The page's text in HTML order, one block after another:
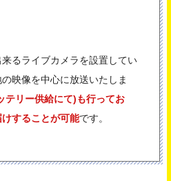
るライブカメラを設置してい
映像を中心に放送いたしま
テリー供給にて)も行ってお
することが可能です。